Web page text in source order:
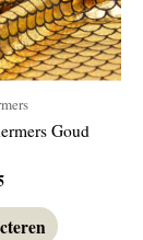
Goud
kan
gekozen
worden
op